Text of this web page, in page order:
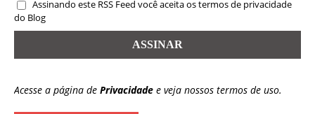
Assinando este RSS Feed você aceita os termos de privacidade
do Blog
Acesse a página de Privacidade e veja nossos termos de uso.